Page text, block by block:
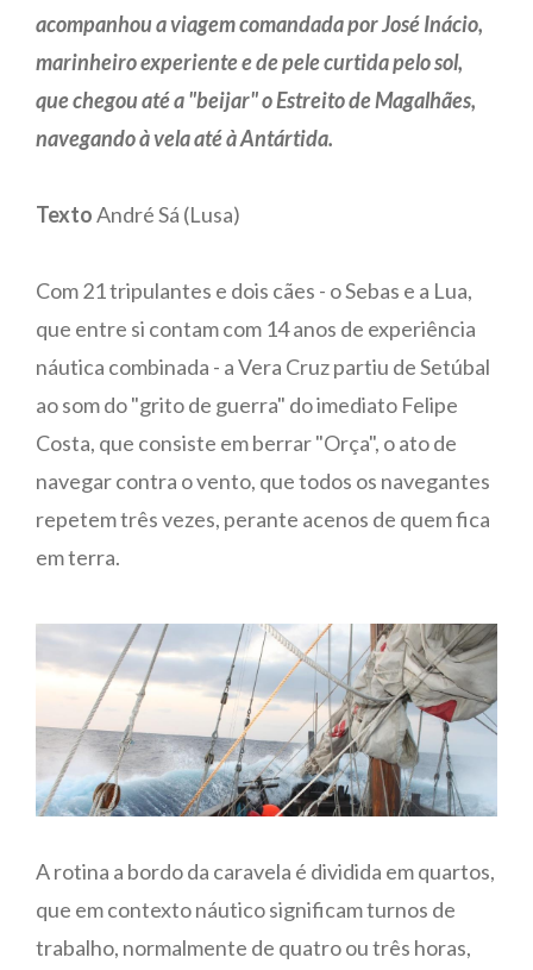
acompanhou a viagem comandada por José Inácio,
marinheiro experiente e de pele curtida pelo sol,
que chegou até a "beijar" o Estreito de Magalhães,
navegando à vela até à Antártida.
TextoAndré Sá (Lusa)
Com 21 tripulantes e dois cães - o Sebas e a Lua,
que entre si contam com 14 anos de experiência
náutica combinada - a Vera Cruz partiu de Setúbal
ao som do "grito de guerra" do imediato Felipe
Costa, que consiste em berrar "Orça", o ato de
navegar contra o vento, que todos os navegantes
repetem três vezes, perante acenos de quem fica
em terra.
A rotina a bordo da caravela é dividida em quartos,
que em contexto náutico significam turnos de
trabalho, normalmente de quatro ou três horas,